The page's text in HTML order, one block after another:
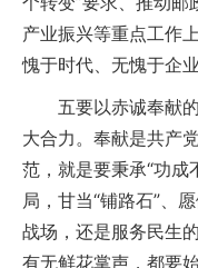
产业振兴等重点工作
愧于时代、无愧于企
五要以赤诚奉献的
大合力。奉献是共产
范，就是要秉承“功成
局，甘当“铺路石”、
战场，还是服务民生
有无鲜花掌声，都要